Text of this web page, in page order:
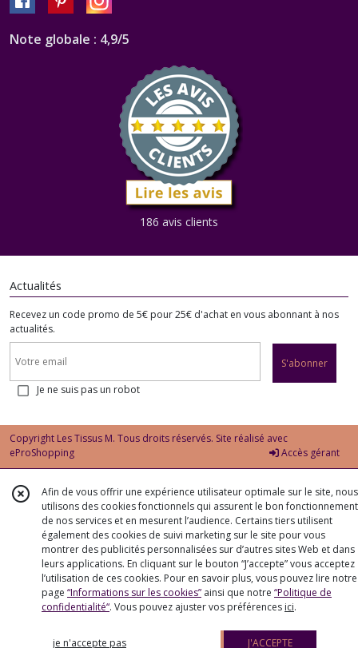
Note globale : 4,9/5
186 avis clients
Actualités
Recevez un code promo de 5€ pour 25€ d'achat en vous abonnant à nos
actualités.
S'abonner
Je ne suis pas un robot
Copyright Les Tissus M. Tous droits réservés. Site réalisé avec
eProShopping
Accès gérant
Afin de vous offrir une expérience utilisateur optimale sur le site, nous
utilisons des cookies fonctionnels qui assurent le bon fonctionnement
de nos services et en mesurent l’audience. Certains tiers utilisent
également des cookies de suivi marketing sur le site pour vous
montrer des publicités personnalisées sur d’autres sites Web et dans
leurs applications. En cliquant sur le bouton “J’accepte” vous acceptez
l’utilisation de ces cookies. Pour en savoir plus, vous pouvez lire notre
page “Informations sur les cookies” ainsi que notre “Politique de
confidentialité“. Vous pouvez ajuster vos préférences ici.
je n'accepte pas J'ACCEPTE